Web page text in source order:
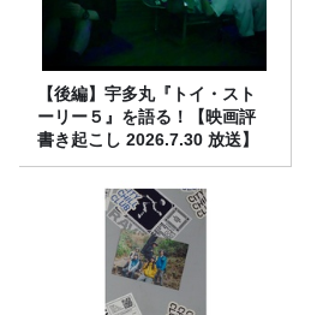
【後編】宇多丸『トイ・スト
ーリー５』を語る！【映画評
書き起こし 2026.7.30 放送】